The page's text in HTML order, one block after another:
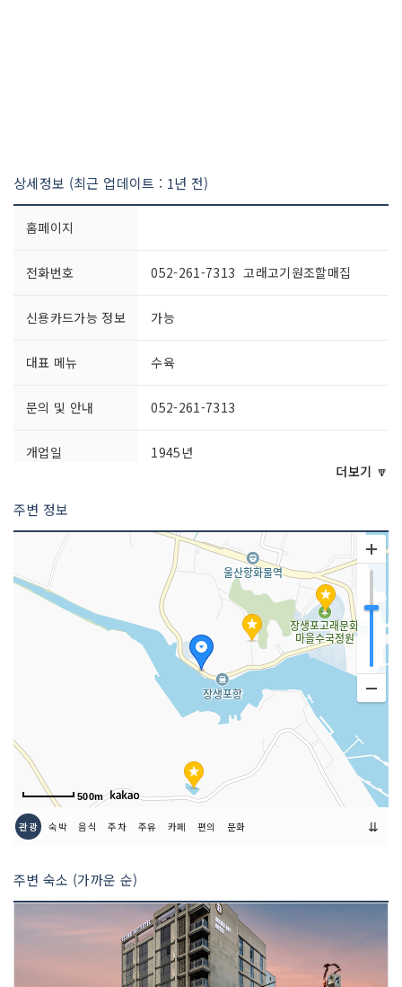
상세정보 (최근 업데이트 : 1년 전)
홈페이지
전화번호 052-261-7313 고래고기원조할매집
신용카드가능 정보 가능
대표 메뉴 수육
문의 및 안내 052-261-7313
개업일 1945년
포장 가능 가능
주차시설
가능
요금 (무료)
매주 월요일
모두 금연석
육회 / 생고기 / 수육 / 모듬 등
인허가번호 19770247002
더보기 🔽
주변 정보
500m
관광 숙박 음식 주차 주유 카페 편의 문화 ⇊
주변 숙소 (가까운 순)